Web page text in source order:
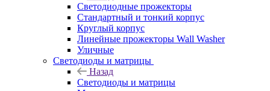
Светодиодные прожекторы
Стандартный и тонкий корпус
Круглый корпус
Линейные прожекторы Wall Washer
Уличные
Светодиоды и матрицы
Назад
Светодиоды и матрицы